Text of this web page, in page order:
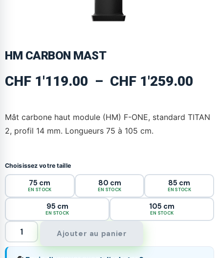
HM CARBON MAST
CHF 1'119.00 – CHF 1'259.00
Mât carbone haut module (HM) F-ONE, standard TITAN
2, profil 14 mm. Longueurs 75 à 105 cm.
Choisissez votre taille
75 cm
EN STOCK
80 cm
EN STOCK
85 cm
EN STOCK
95 cm
EN STOCK
105 cm
EN STOCK
Ajouter au panier